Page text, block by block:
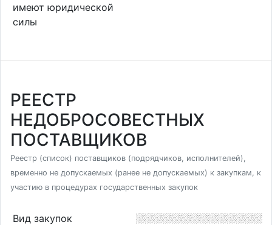
имеют юридической
силы
РЕЕСТР
НЕДОБРОСОВЕСТНЫХ
ПОСТАВЩИКОВ
Реестр (список) поставщиков (подрядчиков, исполнителей),
временно не допускаемых (ранее не допускаемых) к закупкам, к
участию в процедурах государственных закупок
Вид закупок